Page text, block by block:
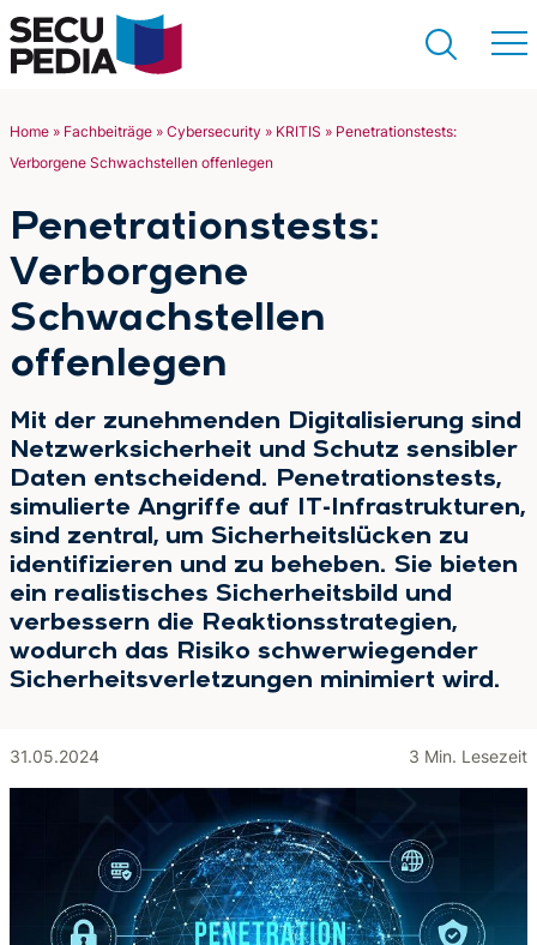
Home » Fachbeiträge » Cybersecurity » KRITIS » Penetrationstests:
Verborgene Schwachstellen offenlegen
Penetrationstests:
Verborgene
Schwachstellen
offenlegen
Mit der zunehmenden Digitalisierung sind
Netzwerksicherheit und Schutz sensibler
Daten entscheidend. Penetrationstests,
simulierte Angriffe auf IT-Infrastrukturen,
sind zentral, um Sicherheitslücken zu
identifizieren und zu beheben. Sie bieten
ein realistisches Sicherheitsbild und
verbessern die Reaktionsstrategien,
wodurch das Risiko schwerwiegender
Sicherheitsverletzungen minimiert wird.
31.05.2024 3 Min. Lesezeit